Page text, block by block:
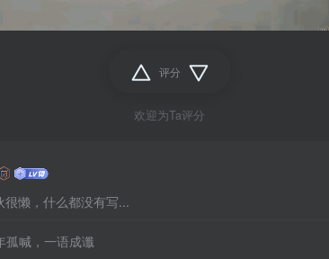
评分
欢迎为Ta评分
很懒，什么都没有写...
孤喊，一语成谶